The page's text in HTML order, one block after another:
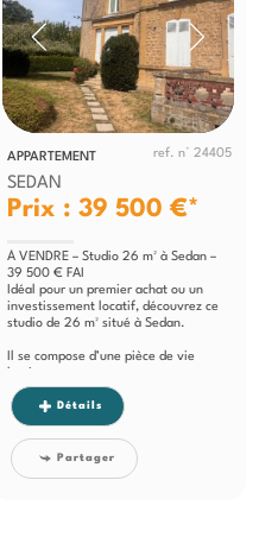
APPARTEMENT ref. n° 24405
SEDAN
Prix : 39 500 €*
À VENDRE – Studio 26 m² à Sedan –
39 500 € FAI
Idéal pour un premier achat ou un
investissement locatif, découvrez ce
studio de 26 m² situé à Sedan.
Il se compose d’une pièce de vie
Détails
Partager